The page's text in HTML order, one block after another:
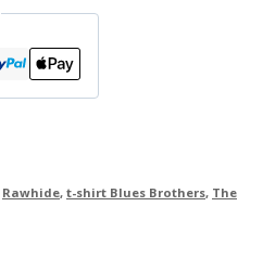
Rawhide, t-shirt Blues Brothers, The